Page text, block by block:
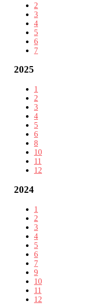
2
3
4
5
6
7
2025
1
2
3
4
5
6
8
10
11
12
2024
1
2
3
4
5
6
7
9
10
11
12